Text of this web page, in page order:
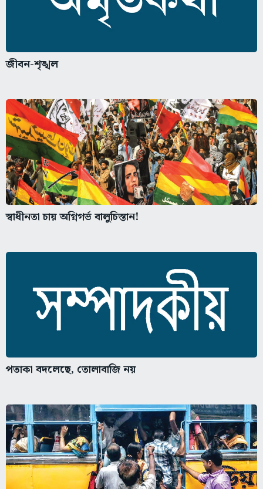
জীবন-শৃঙ্খল
স্বাধীনতা চায় অগ্নিগর্ভ বালুচিস্তান!
পতাকা বদলেছে, তোলাবাজি নয়